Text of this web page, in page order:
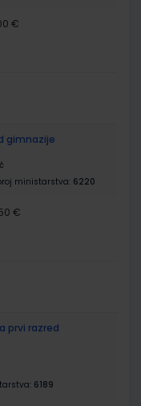
€
gimnazije
ministarstva: 6220
€
prvi razred
6189